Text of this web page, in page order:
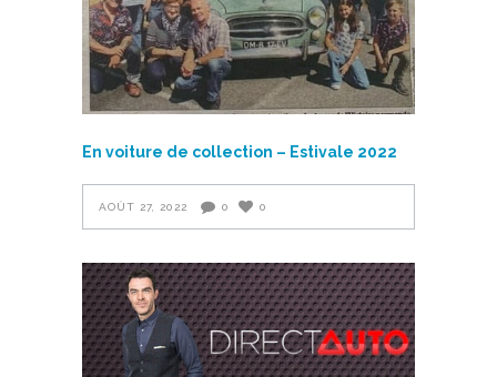
En voiture de collection – Estivale 2022
AOÛT 27, 2022 0 0